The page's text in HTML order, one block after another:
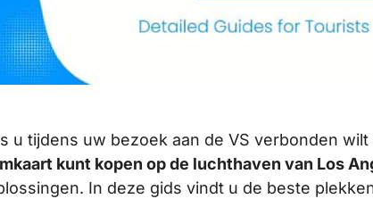
u tijdens uw bezoek aan de VS verbonden
kunt kopen op de luchthaven van Los
In deze gids vindt u de beste